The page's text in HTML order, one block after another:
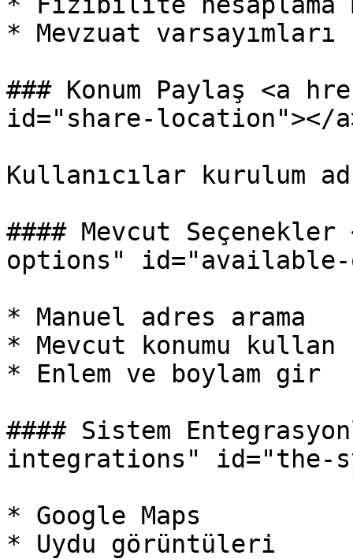
* Mevzuat varsayımları
### Konum Paylaş <a
id="share-location"></
Kullanıcılar kurulum
#### Mevcut
options" id="available-
* Manuel adres arama
* Mevcut konumu kullan
* Enlem ve boylam gir
#### Sistem
integrations" id="the-
* Google Maps
* Uydu görüntüleri